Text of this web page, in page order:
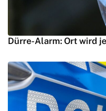
Dürre-Alarm: Ort wird